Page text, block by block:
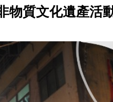
物質文化遺產活